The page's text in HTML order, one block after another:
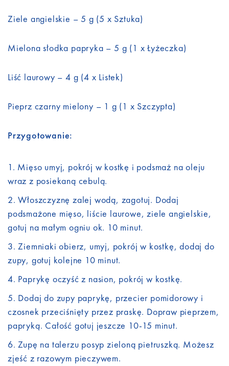
Ziele angielskie – 5 g (5 x Sztuka)
Mielona słodka papryka – 5 g (1 x Łyżeczka)
Liść laurowy – 4 g (4 x Listek)
Pieprz czarny mielony – 1 g (1 x Szczypta)
Przygotowanie:
Mięso umyj, pokrój w kostkę i podsmaż na oleju
wraz z posiekaną cebulą.
Włoszczyznę zalej wodą, zagotuj. Dodaj
podsmażone mięso, liście laurowe, ziele angielskie,
gotuj na małym ogniu ok. 10 minut.
Ziemniaki obierz, umyj, pokrój w kostkę, dodaj do
zupy, gotuj kolejne 10 minut.
Paprykę oczyść z nasion, pokrój w kostkę.
Dodaj do zupy paprykę, przecier pomidorowy i
czosnek przeciśnięty przez praskę. Dopraw pieprzem,
papryką. Całość gotuj jeszcze 10-15 minut.
Zupę na talerzu posyp zieloną pietruszką. Możesz
zjeść z razowym pieczywem.